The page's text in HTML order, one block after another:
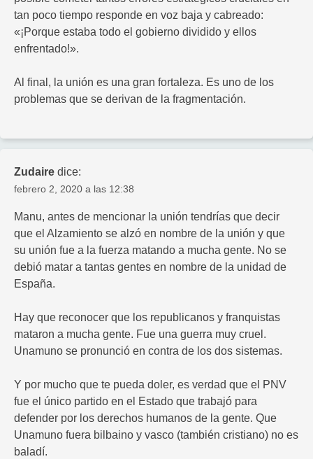
tan poco tiempo responde en voz baja y cabreado:
«¡Porque estaba todo el gobierno dividido y ellos
enfrentado!».
Al final, la unión es una gran fortaleza. Es uno de los
problemas que se derivan de la fragmentación.
Zudaire dice:
febrero 2, 2020 a las 12:38
Manu, antes de mencionar la unión tendrías que decir
que el Alzamiento se alzó en nombre de la unión y que
su unión fue a la fuerza matando a mucha gente. No se
debió matar a tantas gentes en nombre de la unidad de
España.
Hay que reconocer que los republicanos y franquistas
mataron a mucha gente. Fue una guerra muy cruel.
Unamuno se pronunció en contra de los dos sistemas.
Y por mucho que te pueda doler, es verdad que el PNV
fue el único partido en el Estado que trabajó para
defender por los derechos humanos de la gente. Que
Unamuno fuera bilbaino y vasco (también cristiano) no es
baladí.